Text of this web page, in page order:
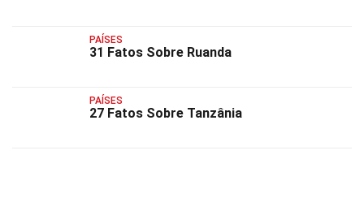
PAÍSES
31 Fatos Sobre Ruanda
PAÍSES
27 Fatos Sobre Tanzânia